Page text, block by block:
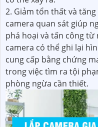
2. Giảm tổn thất và
camera quan sát giúp
phá hoại và tấn công từ
camera có thể ghi lại
cung cấp bằng chứng
trong việc tìm ra tội
phòng ngừa cần thiết.